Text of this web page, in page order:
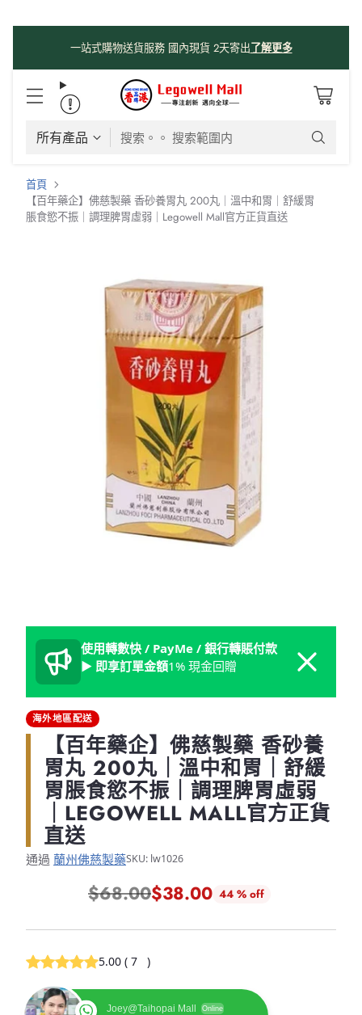
一站式購物送貨服務 國內現貨 2天寄出了解更多
搜索。。 搜索範圍内
首頁
【百年藥企】佛慈製藥 香砂養胃丸 200丸｜溫中和胃｜舒緩胃
脹食慾不振｜調理脾胃虛弱｜Legowell Mall官方正貨直送
使用轉數快 / PayMe / 銀行轉賬付款
► 即享訂單金額1% 現金回贈
Dismiss
海外地區配送
【百年藥企】佛慈製藥 香砂養
胃丸 200丸｜溫中和胃｜舒緩
胃脹食慾不振｜調理脾胃虛弱
｜LEGOWELL MALL官方正貨
直送
通過 蘭州佛慈製藥SKU: lw1026
正
常
價
格
$68.00$38.00 44 % off
5.00 ( 7 )
Joey@Taihopai Mall Online